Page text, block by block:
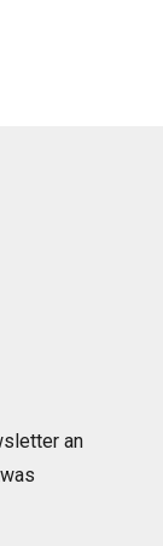
an